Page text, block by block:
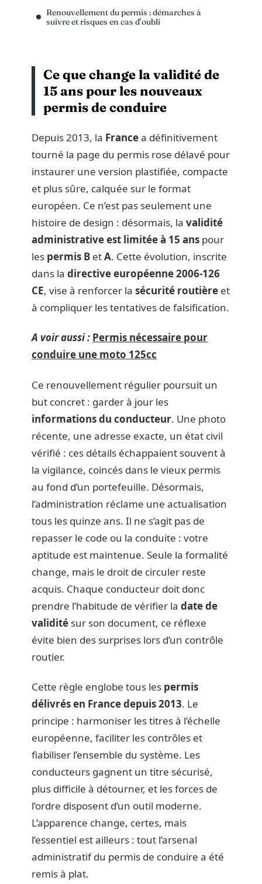
Renouvellement du permis : démarches à
suivre et risques en cas d’oubli
Ce que change la validité de
15 ans pour les nouveaux
permis de conduire
Depuis 2013, la Francea définitivement
tourné la page du permis rose délavé pour
instaurer une version plastifiée, compacte
et plus sûre, calquée sur le format
européen. Ce n’est pas seulement une
histoire de design : désormais, la validité
administrative est limitée à 15 ans pour
les permis B etA. Cette évolution, inscrite
dans la directive européenne 2006-126
CE, vise à renforcer la sécurité routière et
à compliquer les tentatives de falsification.
A voir aussi : Permis nécessaire pour
conduire une moto 125cc
Ce renouvellement régulier poursuit un
but concret : garder à jour les
informations du conducteur. Une photo
récente, une adresse exacte, un état civil
vérifié : ces détails échappaient souvent à
la vigilance, coincés dans le vieux permis
au fond d’un portefeuille. Désormais,
l’administration réclame une actualisation
tous les quinze ans. Il ne s’agit pas de
repasser le code ou la conduite : votre
aptitude est maintenue. Seule la formalité
change, mais le droit de circuler reste
acquis. Chaque conducteur doit donc
prendre l’habitude de vérifier la date de
validité sur son document, ce réflexe
évite bien des surprises lors d’un contrôle
routier.
Cette règle englobe tous les permis
délivrés en France depuis 2013. Le
principe : harmoniser les titres à l’échelle
européenne, faciliter les contrôles et
fiabiliser l’ensemble du système. Les
conducteurs gagnent un titre sécurisé,
plus difficile à détourner, et les forces de
l’ordre disposent d’un outil moderne.
L’apparence change, certes, mais
l’essentiel est ailleurs : tout l’arsenal
administratif du permis de conduire a été
remis à plat.